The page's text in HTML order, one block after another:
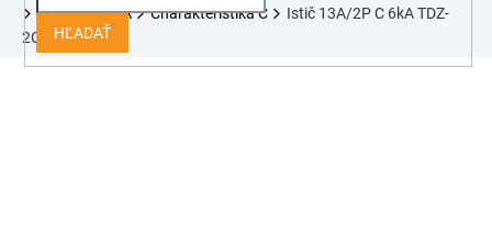
HĽADAŤ
Séria TDZ 6kA
Charakteristika C
Istič 13A/2P C 6kA TDZ-
2C-13 Tracon